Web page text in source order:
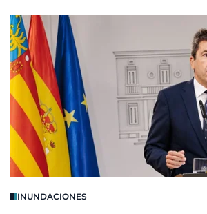
INUNDACIONES